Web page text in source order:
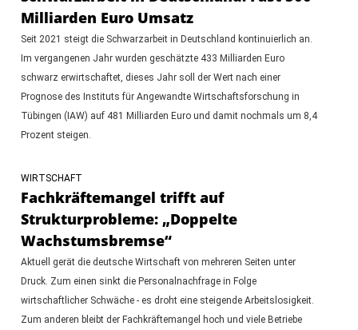
Milliarden Euro Umsatz
Seit 2021 steigt die Schwarzarbeit in Deutschland kontinuierlich an.
Im vergangenen Jahr wurden geschätzte 433 Milliarden Euro
schwarz erwirtschaftet, dieses Jahr soll der Wert nach einer
Prognose des Instituts für Angewandte Wirtschaftsforschung in
Tübingen (IAW) auf 481 Milliarden Euro und damit nochmals um 8,4
Prozent steigen.
WIRTSCHAFT
Fachkräftemangel trifft auf
Strukturprobleme: „Doppelte
Wachstumsbremse“
Aktuell gerät die deutsche Wirtschaft von mehreren Seiten unter
Druck. Zum einen sinkt die Personalnachfrage in Folge
wirtschaftlicher Schwäche - es droht eine steigende Arbeitslosigkeit.
Zum anderen bleibt der Fachkräftemangel hoch und viele Betriebe